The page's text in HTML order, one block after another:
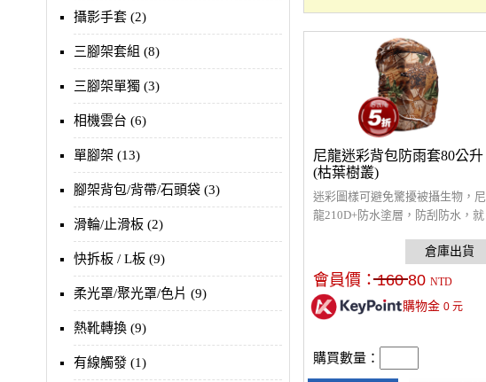
攝影手套 (2)
三腳架套組 (8)
三腳架單獨 (3)
相機雲台 (6)
單腳架 (13)
腳架背包/背帶/石頭袋 (3)
滑輪/止滑板 (2)
快拆板 / L板 (9)
柔光罩/聚光罩/色片 (9)
熱靴轉換 (9)
有線觸發 (1)
尼龍迷彩背包防雨套80公升
(枯葉樹叢)
迷彩圖樣可避免驚擾被攝生物，尼
龍210D+防水塗層，防刮防水，就
或是平時的空氣髒汙，包包依然乾
爽亮麗，內側為銀色，若須醒目易
被看見時可反面包覆。
會員價：160 80 NTD
購物金 0元
購買數量：